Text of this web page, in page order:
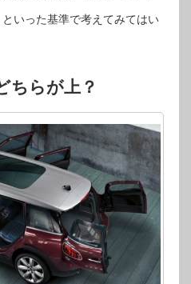
いった基準で考えてみてはい
ちらが上？